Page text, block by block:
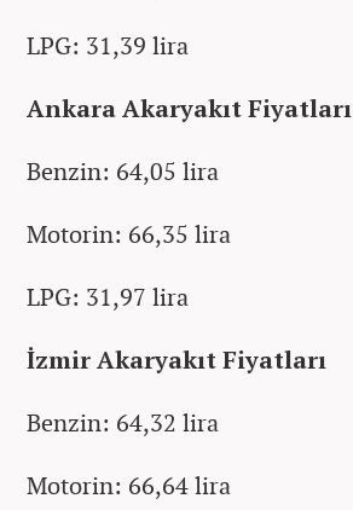
LPG: 31,39 lira
Ankara Akaryakıt Fiyatları
Benzin: 64,05 lira
Motorin: 66,35 lira
LPG: 31,97 lira
İzmir Akaryakıt Fiyatları
Benzin: 64,32 lira
Motorin: 66,64 lira